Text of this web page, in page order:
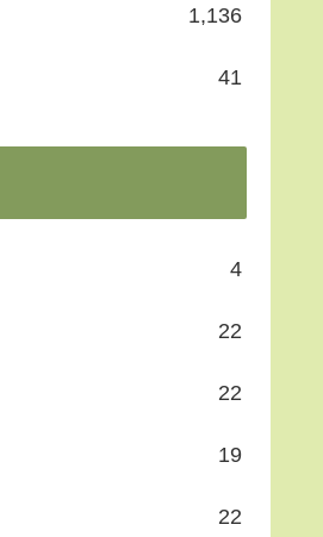
1,136
41
4
22
22
19
22